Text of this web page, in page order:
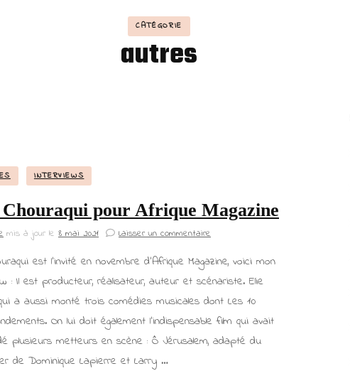
CATÉGORIE
autres
INTERVIEWS
pour Afrique Magazine
mis à jour le 8 mai 2021 Laisser un commentaire
est l’invité en novembre d’Afrique Magazine, voici mon
: Il est producteur, réalisateur, auteur et scénariste. Elie
a aussi monté trois comédies musicales dont Les 10
On lui doit également l’indispensable film qui avait
plusieurs metteurs en scène : Ô Jérusalem, adapté du
de Dominique Lapierre et Larry …